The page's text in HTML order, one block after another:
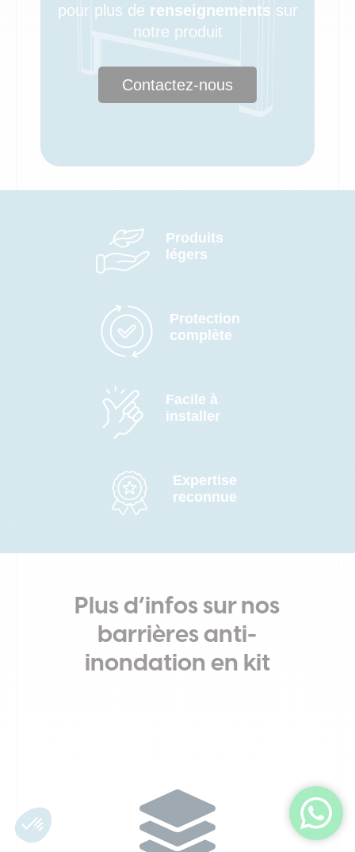
pour plus de renseignements sur
notre produit
Contactez-nous
Produits
légers
Protection
complète
Facile à
installer
Expertise
reconnue
Plus d’infos sur nos
barrières anti-
inondation en kit
